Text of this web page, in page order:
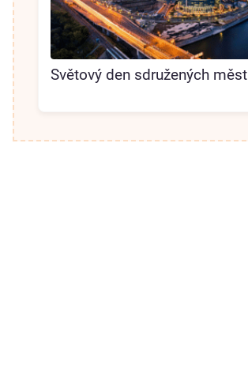
Světový den sdružených měst